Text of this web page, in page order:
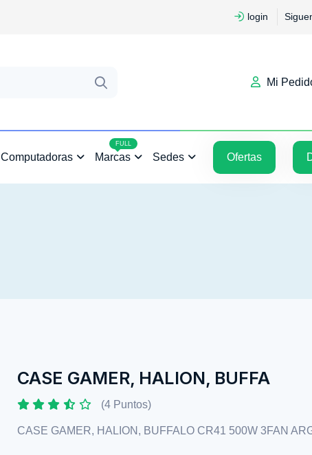
login
Mi
Computadoras Marcas
FULL
Sedes Ofertas
CASE GAMER, HALION, BUFFA
(4 Puntos)
CASE GAMER, HALION, BUFFALO CR41 500W 3FAN